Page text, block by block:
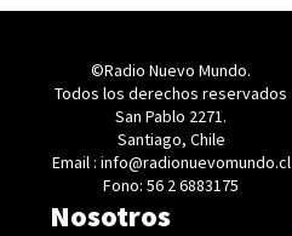
©Radio Nuevo Mundo.
Todos los derechos reservados
San Pablo 2271.
Santiago, Chile
Email : info@radionuevomundo.cl
Fono: 56 2 6883175
Nosotros